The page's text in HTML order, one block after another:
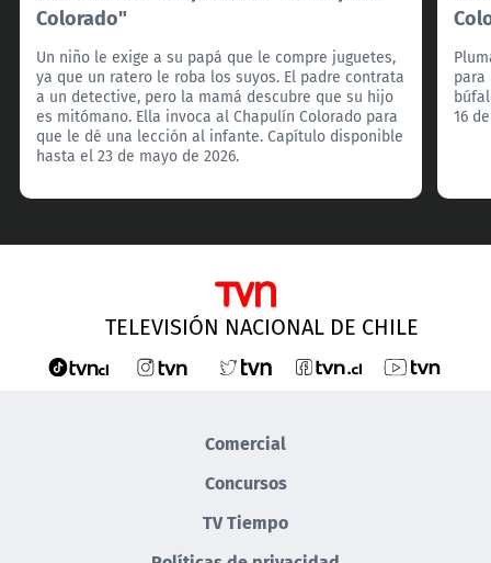
Colorado"
Un niño le exige a su papá que le compre juguetes,
ya que un ratero le roba los suyos. El padre contrata
a un detective, pero la mamá descubre que su hijo
es mitómano. Ella invoca al Chapulín Colorado para
que le dé una lección al infante. Capítulo disponible
hasta el 23 de mayo de 2026.
16
TELEVISIÓN NACIONAL DE CHILE
Comercial
Concursos
TV Tiempo